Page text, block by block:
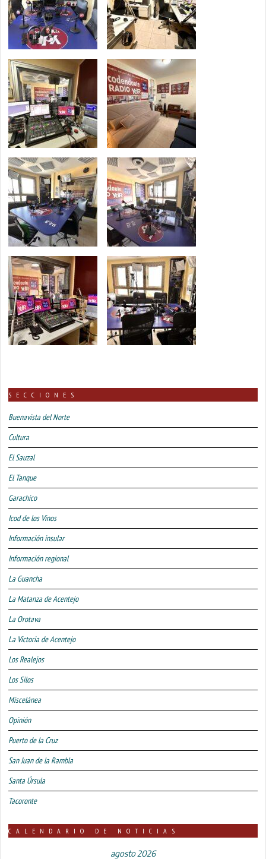
SECCIONES
Buenavista del Norte
Cultura
El Sauzal
El Tanque
Garachico
Icod de los Vinos
Información insular
Información regional
La Guancha
La Matanza de Acentejo
La Orotava
La Victoria de Acentejo
Los Realejos
Los Silos
Miscelánea
Opinión
Puerto de la Cruz
San Juan de la Rambla
Santa Úrsula
Tacoronte
CALENDARIO DE NOTICIAS
agosto 2026